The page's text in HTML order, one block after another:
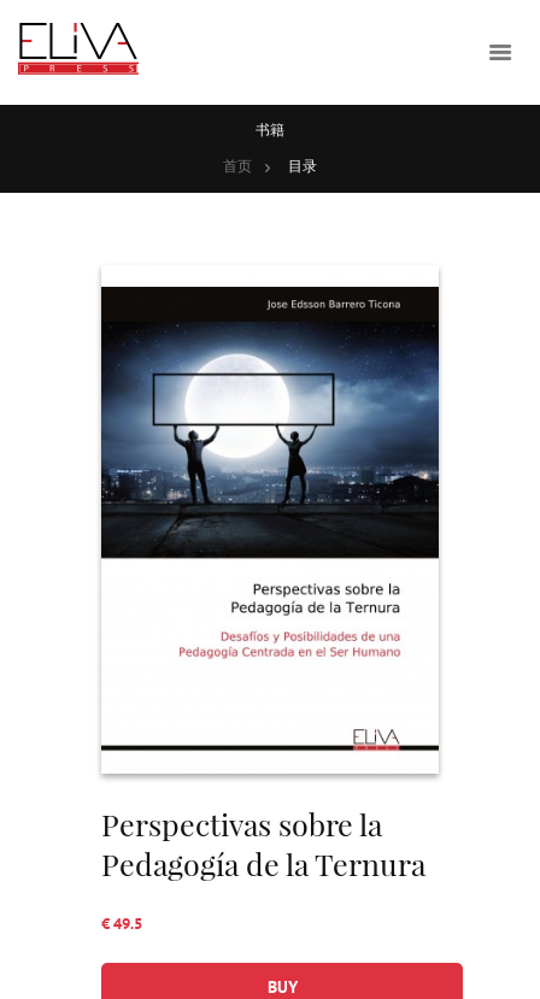
书籍
首页
目录
Perspectivas sobre la
Pedagogía de la Ternura
€ 49.5
BUY